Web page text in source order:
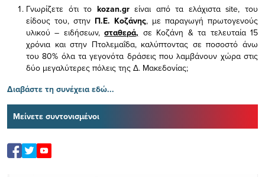
Γνωρίζετε ότι το kozan.gr είναι από τα ελάχισταsite, του
είδους του, στην Π.Ε. Κοζάνης, με παραγωγή πρωτογενούς
υλικού – ειδήσεων,σταθερά, σε Κοζάνη & τα τελευταία 15
χρόνια και στην Πτολεμαΐδα, καλύπτοντας σε ποσοστό άνω
του 80% όλα τα γεγονότα δράσεις που λαμβάνουν χώρα στις
δύο μεγαλύτερες πόλεις της Δ. Μακεδονίας;
Διαβάστε τη συνέχεια εδώ...
Μείνετε συντονισμένοι